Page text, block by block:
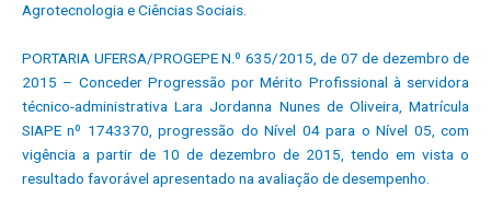
Agrotecnologia e Ciências Sociais.
PORTARIA UFERSA/PROGEPE N.º 635/2015, de 07 de dezembro de
2015 – Conceder Progressão por Mérito Profissional à servidora
técnico-administrativa Lara Jordanna Nunes de Oliveira, Matrícula
SIAPE nº 1743370, progressão do Nível 04 para o Nível 05, com
vigência a partir de 10 de dezembro de 2015, tendo em vista o
resultado favorável apresentado na avaliação de desempenho.